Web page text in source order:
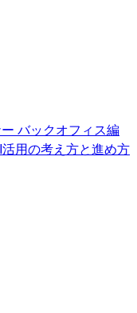
バックオフィス編
用の考え方と進め方